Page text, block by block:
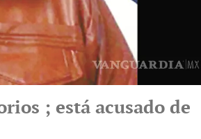
; está acusado de